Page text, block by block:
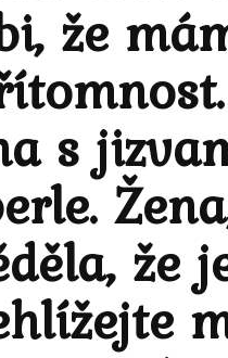
že
s
že